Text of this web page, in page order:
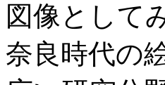
図像として
奈良時代の